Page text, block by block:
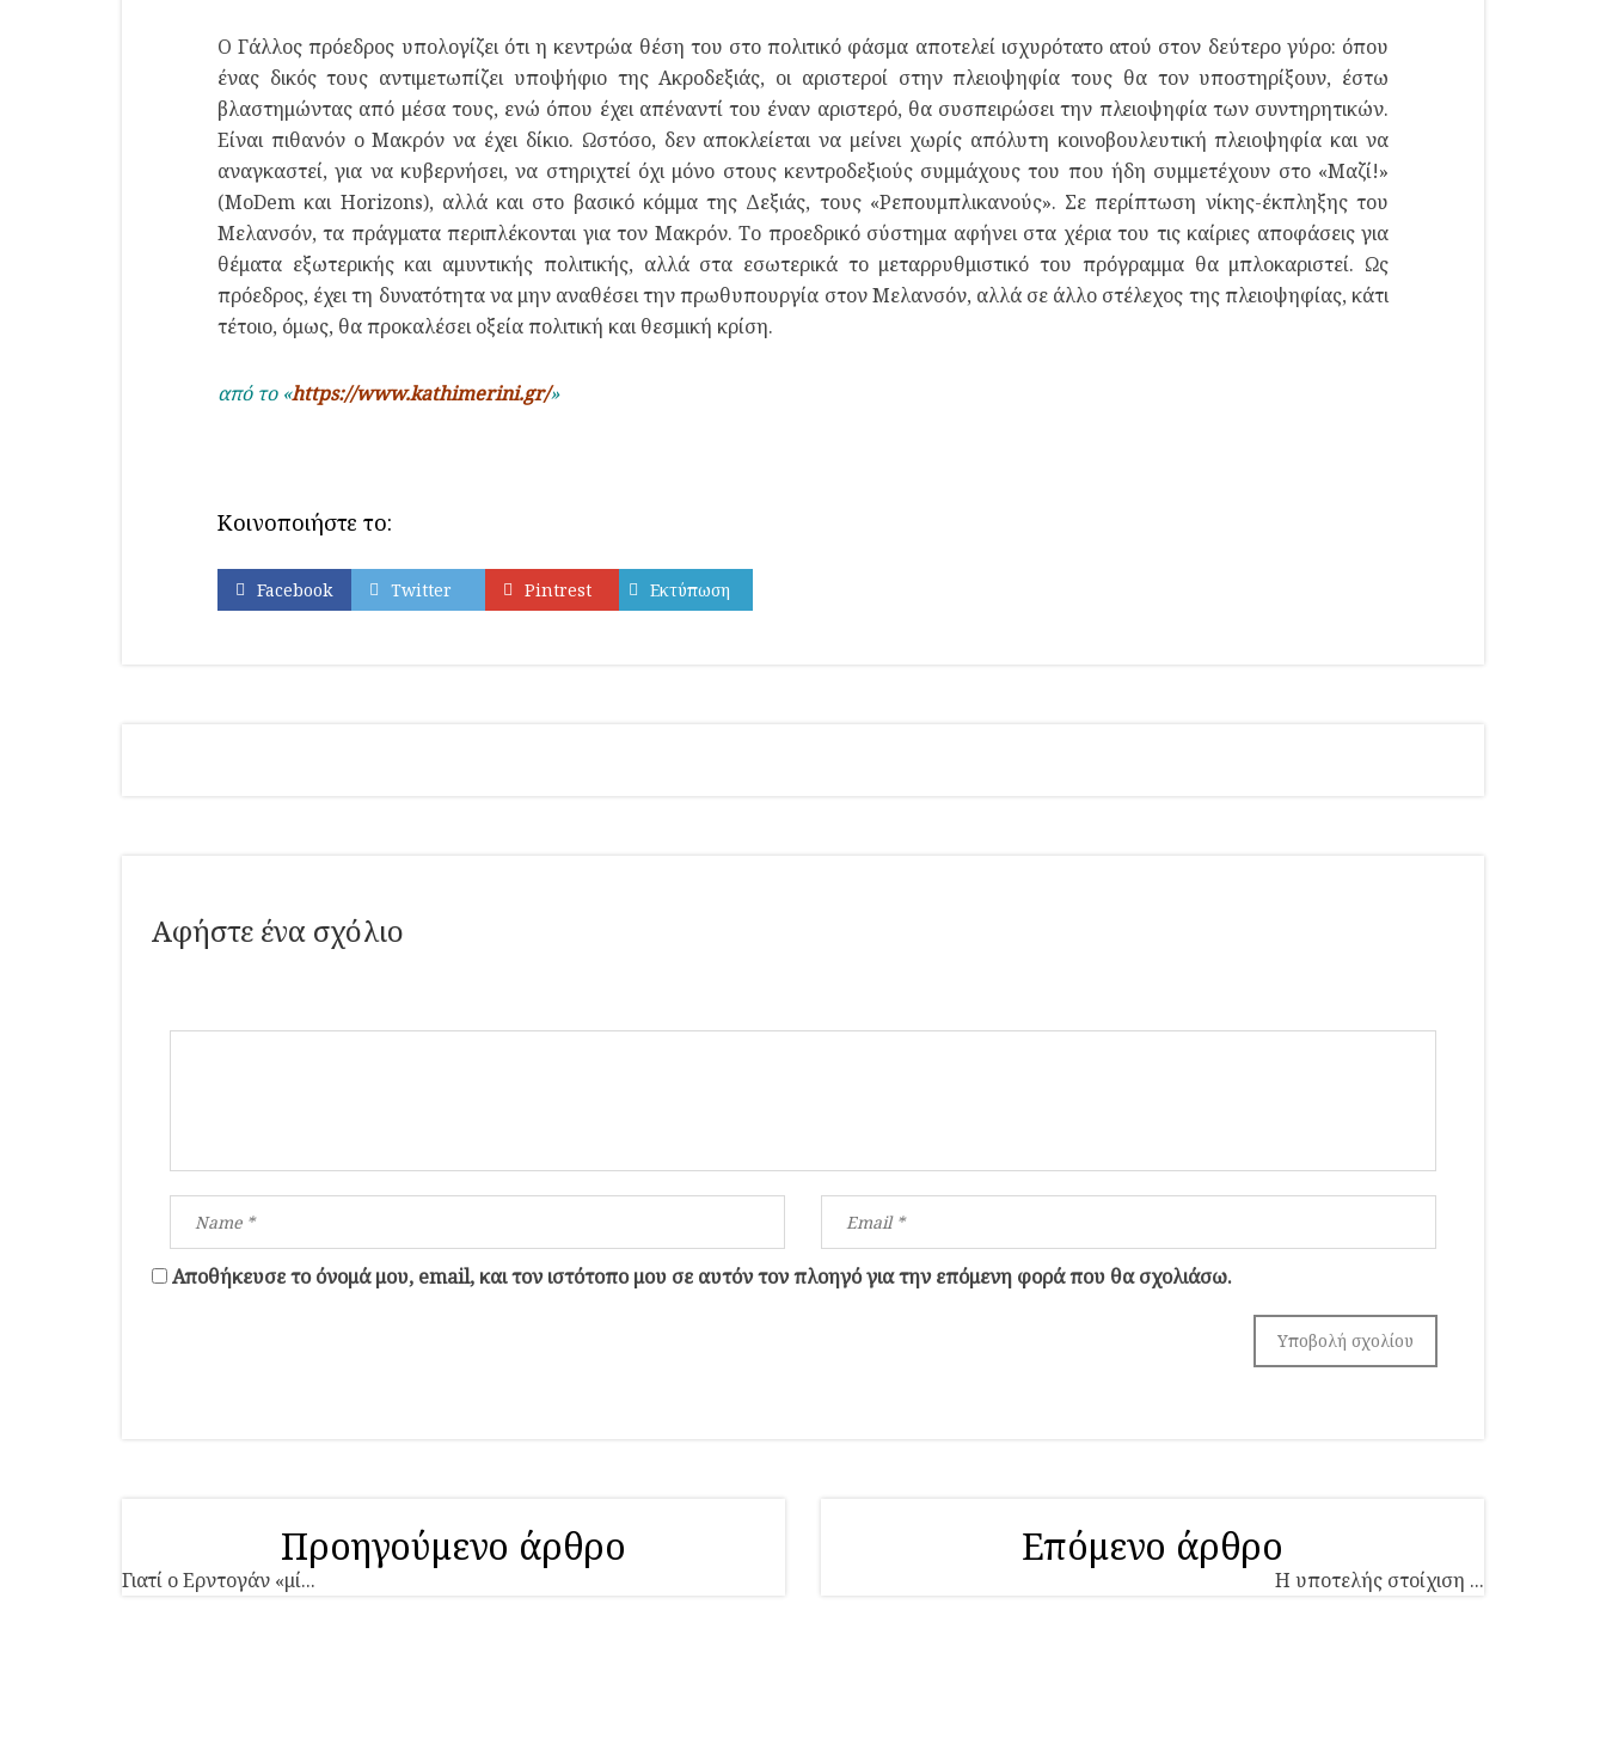
Ο Γάλλος πρόεδρος υπολογίζει ότι η κεντρώα θέση του στο πολιτικό φάσμα αποτελεί ισχυρότατο ατού στον δεύτερο γύρο: όπου
ένας δικός τους αντιμετωπίζει υποψήφιο της Ακροδεξιάς, οι αριστεροί στην πλειοψηφία τους θα τον υποστηρίξουν, έστω
βλαστημώντας από μέσα τους, ενώ όπου έχει απέναντί του έναν αριστερό, θα συσπειρώσει την πλειοψηφία των συντηρητικών.
Είναι πιθανόν ο Μακρόν να έχει δίκιο. Ωστόσο, δεν αποκλείεται να μείνει χωρίς απόλυτη κοινοβουλευτική πλειοψηφία και να
αναγκαστεί, για να κυβερνήσει, να στηριχτεί όχι μόνο στους κεντροδεξιούς συμμάχους του που ήδη συμμετέχουν στο «Μαζί!»
(MoDem και Horizons), αλλά και στο βασικό κόμμα της Δεξιάς, τους «Ρεπουμπλικανούς». Σε περίπτωση νίκης-έκπληξης του
Μελανσόν, τα πράγματα περιπλέκονται για τον Μακρόν. Το προεδρικό σύστημα αφήνει στα χέρια του τις καίριες αποφάσεις για
θέματα εξωτερικής και αμυντικής πολιτικής, αλλά στα εσωτερικά το μεταρρυθμιστικό του πρόγραμμα θα μπλοκαριστεί. Ως
πρόεδρος, έχει τη δυνατότητα να μην αναθέσει την πρωθυπουργία στον Μελανσόν, αλλά σε άλλο στέλεχος της πλειοψηφίας, κάτι
τέτοιο, όμως, θα προκαλέσει οξεία πολιτική και θεσμική κρίση.
από το «https://www.kathimerini.gr/»
Κοινοποιήστε το:
Facebook Twitter Pintrest Εκτύπωση
Αφήστε ένα σχόλιο
Αποθήκευσε το όνομά μου, email, και τον ιστότοπο μου σε αυτόν τον πλοηγό για την επόμενη φορά που θα σχολιάσω.
Προηγούμενο άρθρο
Γιατί ο Ερντογάν «μί...
Επόμενο άρθρο
Η υποτελής στοίχιση ...